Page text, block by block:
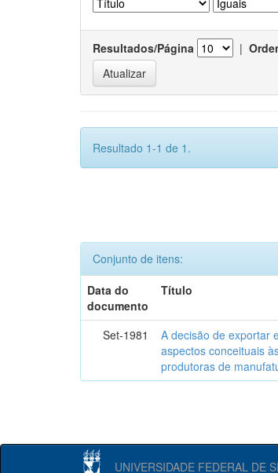
Resultados/Página |
Resultado 1-1 de 1.
Conjunto de itens:
Data do
documento
Título
Set-1981
A decisão de exportar
aspectos conceituais
produtoras de
UNIVERSIDADE FEDERAL DE